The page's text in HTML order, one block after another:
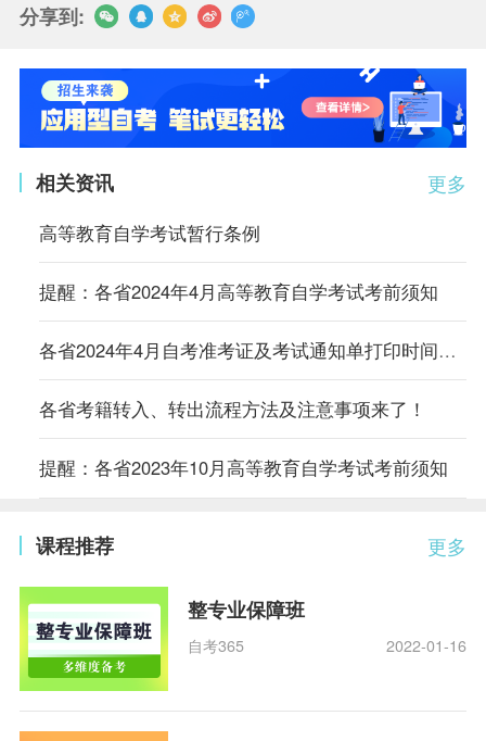
分享到:
更多
相关资讯
高等教育自学考试暂行条例
提醒：各省2024年4月高等教育自学考试考前须知
各省2024年4月自考准考证及考试通知单打印时间及入口汇总
各省考籍转入、转出流程方法及注意事项来了！
提醒：各省2023年10月高等教育自学考试考前须知
更多
课程推荐
整专业保障班
自考365 2022-01-16